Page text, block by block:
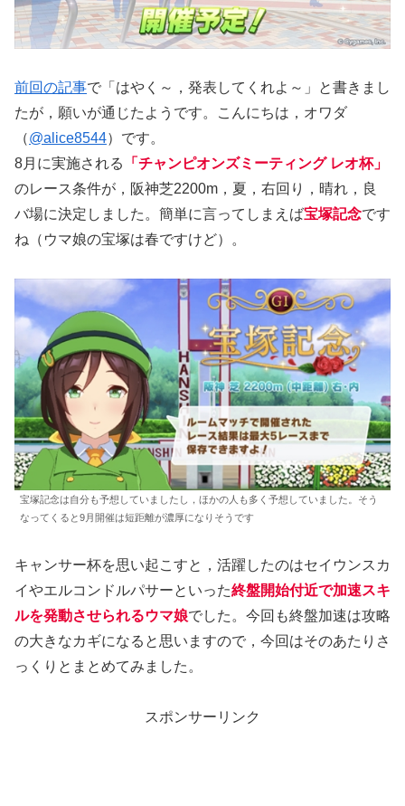
前回の記事で「はやく～，発表してくれよ～」と書きまし
たが，願いが通じたようです。こんにちは，オワダ
（@alice8544）です。
8月に実施される
「チャンピオンズミーティング レオ杯」
のレース条件が，阪神芝2200m，夏，右回り，晴れ，良
バ場に決定しました。簡単に言ってしまえば宝塚記念です
ね（ウマ娘の宝塚は春ですけど）。
宝塚記念は自分も予想していましたし，ほかの人も多く予想していました。そう
なってくると9月開催は短距離が濃厚になりそうです
キャンサー杯を思い起こすと，活躍したのはセイウンスカ
イやエルコンドルパサーといった終盤開始付近で加速スキ
ルを発動させられるウマ娘でした。今回も終盤加速は攻略
の大きなカギになると思いますので，今回はそのあたりさ
っくりとまとめてみました。
スポンサーリンク